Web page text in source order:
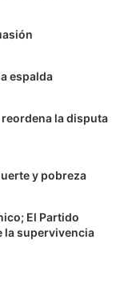
espalda
la disputa
y pobreza
El Partido
la supervivencia